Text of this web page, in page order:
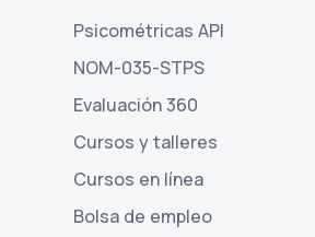
Psicométricas API
NOM-035-STPS
Evaluación 360
Cursos y talleres
Cursos en línea
Bolsa de empleo